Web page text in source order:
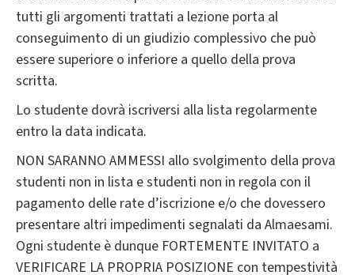
tutti gli argomenti trattati a lezione porta al
conseguimento di un giudizio complessivo che può
essere superiore o inferiore a quello della prova
scritta.
Lo studente dovrà iscriversi alla lista regolarmente
entro la data indicata.
NON SARANNO AMMESSI allo svolgimento della prova
studenti non in lista e studenti non in regola con il
pagamento delle rate d’iscrizione e/o che dovessero
presentare altri impedimenti segnalati da Almaesami.
Ogni studente è dunque FORTEMENTE INVITATO a
VERIFICARE LA PROPRIA POSIZIONE con tempestività